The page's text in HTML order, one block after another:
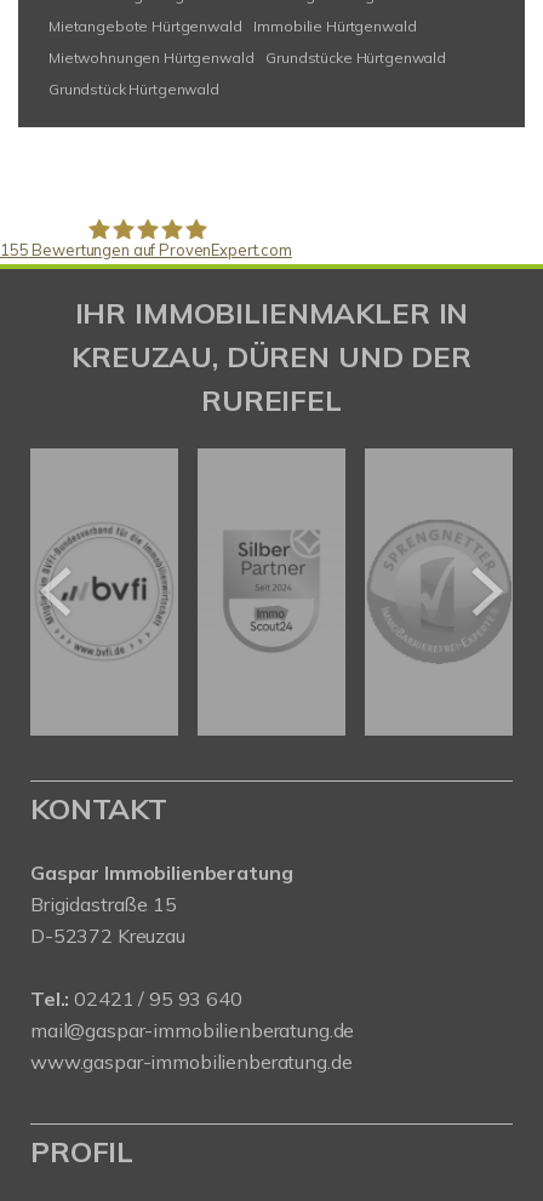
Mietangebote Hürtgenwald
Immobilie Hürtgenwald
Mietwohnungen Hürtgenwald
Grundstücke Hürtgenwald
Grundstück Hürtgenwald
Gaspar Immobilienberatung
155 Bewertungen auf ProvenExpert.com
IHR IMMOBILIENMAKLER IN
KREUZAU, DÜREN UND DER
RUREIFEL
KONTAKT
Gaspar Immobilienberatung
Brigidastraße 15
D-52372 Kreuzau
Tel.: 02421 / 95 93 640
mail@gaspar-immobilienberatung.de
www.gaspar-immobilienberatung.de
PROFIL